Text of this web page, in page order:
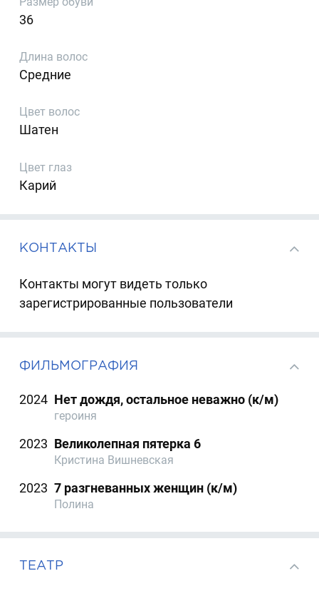
36
Длина волос
Средние
Цвет волос
Шатен
Цвет глаз
Карий
КОНТАКТЫ
Контакты могут видеть только
зарегистрированные пользователи
ФИЛЬМОГРАФИЯ
2024 Нет дождя, остальное неважно (к/м)
героиня
2023 Великолепная пятерка 6
Кристина Вишневская
2023 7 разгневанных женщин (к/м)
Полина
ТЕАТР